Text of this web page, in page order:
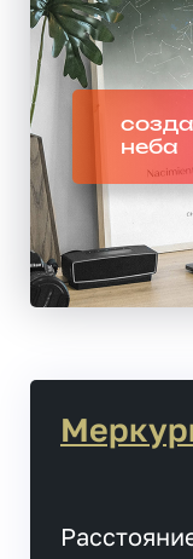
неба